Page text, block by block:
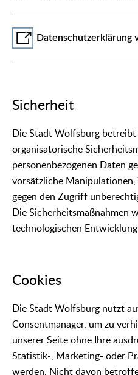
Datenschutzerklärung
Sicherheit
Die Stadt Wolfsburg betreibt
organisatorische
personenbezogenen Daten
vorsätzliche
gegen den Zugriff
Die Sicherheitsmaßnahmen
technologischen
Cookies
Die Stadt Wolfsburg nutzt
Consentmanager, um zu
unserer Seite ohne Ihre
Statistik-, Marketing- oder
werden. Nicht davon